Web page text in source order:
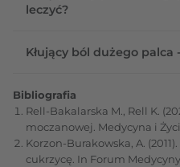
leczyć?
Kłujący ból dużego palca
Bibliografia
Rell-Bakalarska M., Rell K.
moczanowej. Medycyna i
Korzon-Burakowska, A.
cukrzycę. In Forum Medycyny